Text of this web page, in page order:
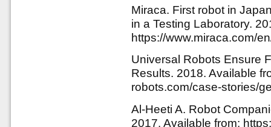
Miraca. First robot in
in a Testing Laboratory.
https://www.miraca.com/
Universal Robots Ensure
Results. 2018. Available
robots.com/case-stories/
Al-Heeti A. Robot
2017. Available from: